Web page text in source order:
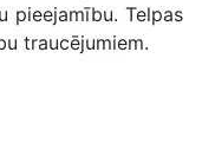
pieejamību. Telpas
traucējumiem.